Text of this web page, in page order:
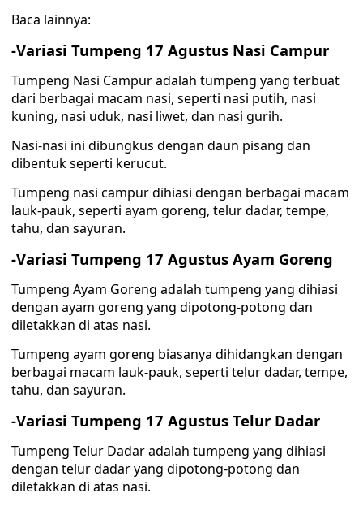
Baca lainnya:
-Variasi Tumpeng 17 Agustus Nasi Campur
Tumpeng Nasi Campur adalah tumpeng yang terbuat
dari berbagai macam nasi, seperti nasi putih, nasi
kuning, nasi uduk, nasi liwet, dan nasi gurih.
Nasi-nasi ini dibungkus dengan daun pisang dan
dibentuk seperti kerucut.
Tumpeng nasi campur dihiasi dengan berbagai macam
lauk-pauk, seperti ayam goreng, telur dadar, tempe,
tahu, dan sayuran.
-Variasi Tumpeng 17 Agustus Ayam Goreng
Tumpeng Ayam Goreng adalah tumpeng yang dihiasi
dengan ayam goreng yang dipotong-potong dan
diletakkan di atas nasi.
Tumpeng ayam goreng biasanya dihidangkan dengan
berbagai macam lauk-pauk, seperti telur dadar, tempe,
tahu, dan sayuran.
-Variasi Tumpeng 17 Agustus Telur Dadar
Tumpeng Telur Dadar adalah tumpeng yang dihiasi
dengan telur dadar yang dipotong-potong dan
diletakkan di atas nasi.